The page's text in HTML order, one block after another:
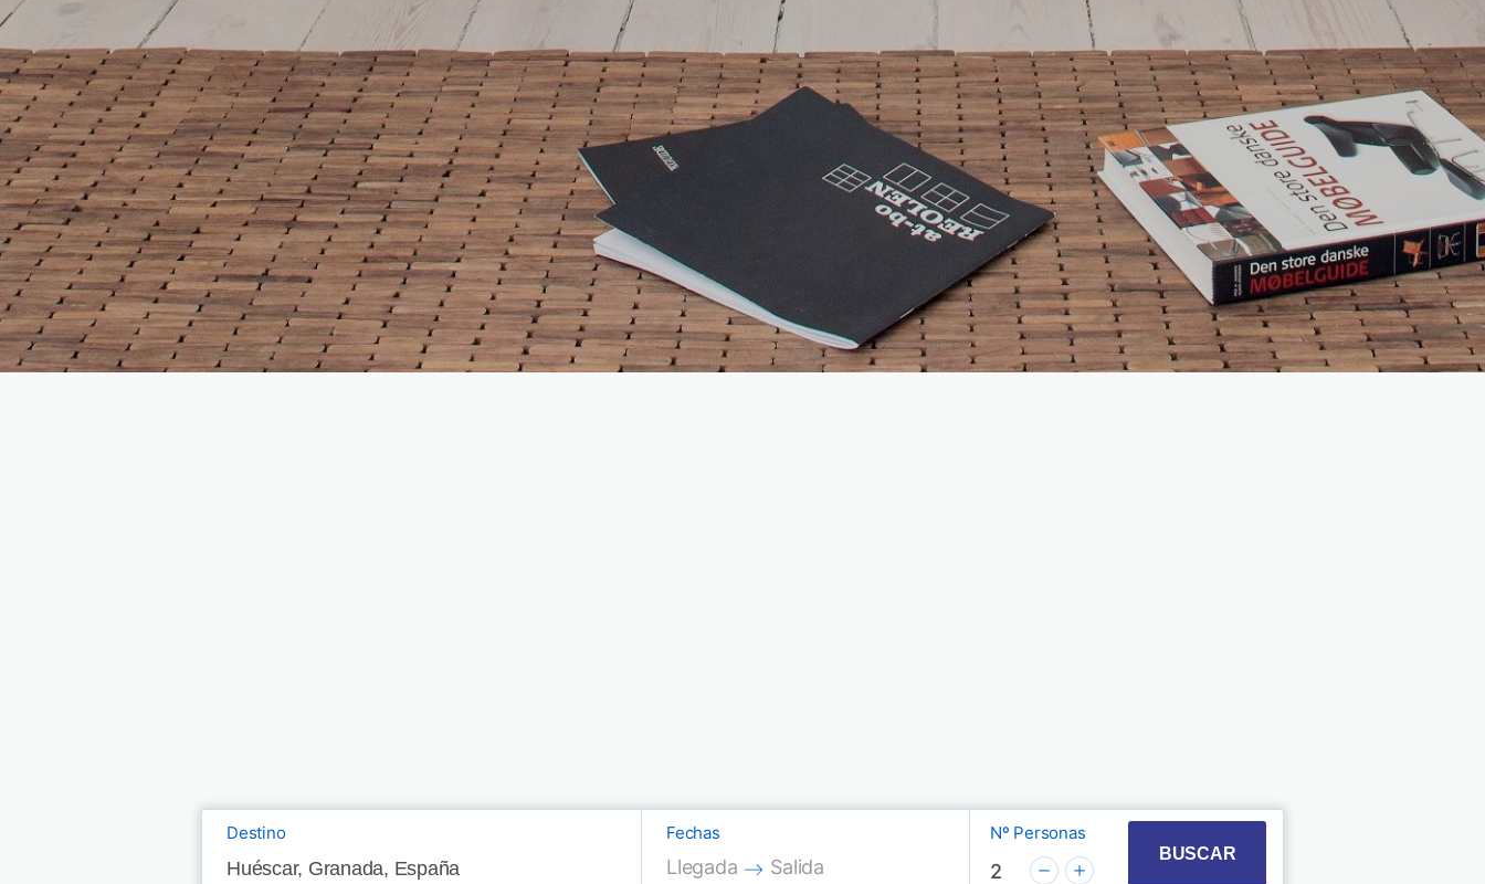
Destino Fechas
Press the down arrow key to interact with the calendar and select a date. Press the
Llegada
Press the down arrow key to interact with the calendar and select a date.
Salida
Nº Personas
2
BUSCAR